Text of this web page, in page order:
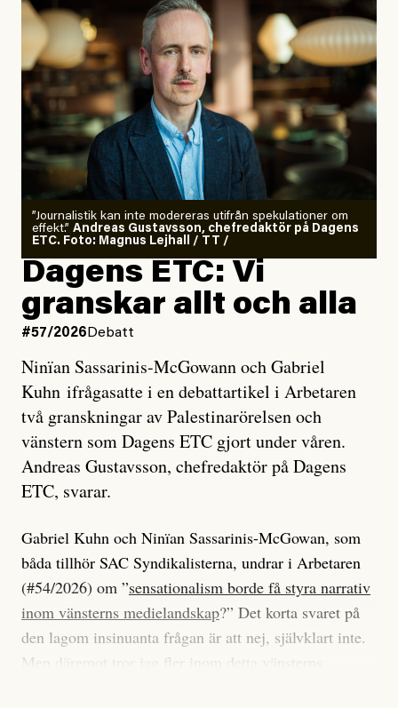
”Journalistik kan inte modereras utifrån spekulationer om
effekt.” Andreas Gustavsson, chefredaktör på Dagens
ETC. Foto: Magnus Lejhall / TT /
Dagens ETC: Vi
granskar allt och alla
#57/2026 Debatt
Ninïan Sassarinis-McGowann och Gabriel
Kuhn ifrågasatte i en debattartikel i Arbetaren
två granskningar av Palestinarörelsen och
vänstern som Dagens ETC gjort under våren.
Andreas Gustavsson, chefredaktör på Dagens
ETC, svarar.
Gabriel Kuhn och Ninïan Sassarinis-McGowan, som
båda tillhör SAC Syndikalisterna, undrar i Arbetaren
(#54/2026) om ”sensationalism borde få styra narrativ
inom vänsterns medielandskap?” Det korta svaret på
den lagom insinuanta frågan är att nej, självklart inte.
Men däremot tror jag fler inom detta vänsterns